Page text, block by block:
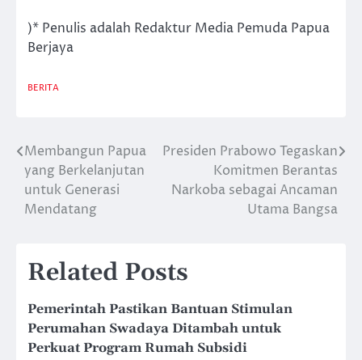
)* Penulis adalah Redaktur Media Pemuda Papua
Berjaya
BERITA
Post
navigation
Membangun Papua
yang Berkelanjutan
untuk Generasi
Mendatang
Presiden Prabowo Tegaskan
Komitmen Berantas
Narkoba sebagai Ancaman
Utama Bangsa
Related Posts
Pemerintah Pastikan Bantuan Stimulan
Perumahan Swadaya Ditambah untuk
Perkuat Program Rumah Subsidi